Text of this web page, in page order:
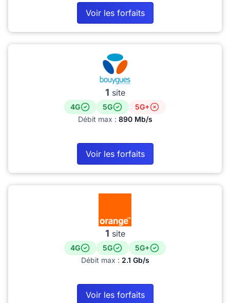
Voir les forfaits
1 site
4G 5G
5G+
Débit max : 890 Mb/s
Voir les forfaits
1 site
4G 5G
5G+
Débit max : 2.1 Gb/s
Voir les forfaits